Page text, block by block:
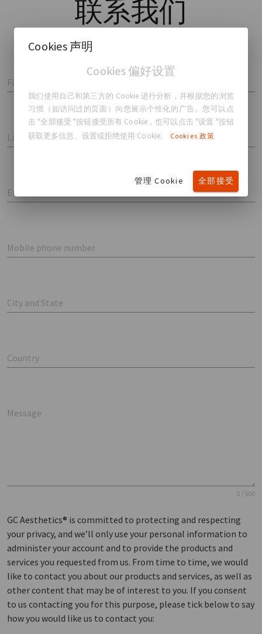
联系我们
First name
Last name
Email
Mobile phone number
City and State
Country
Message
0 / 500
GC Aesthetics® is committed to protecting and respecting
your privacy, and we’ll only use your personal information to
administer your account and to provide the products and
services you requested from us. From time to time, we would
like to contact you about our products and services, as well as
other content that may be of interest to you. If you consent
to us contacting you for this purpose, please tick below to say
how you would like us to contact you:
Cookies 声明
Cookies 偏好设置
我们使用自己和第三方的 Cookie 进行分析，并根据您的浏览
习惯（如访问过的页面）向您展示个性化的广告。您可以点
击 "全部接受 "按钮接受所有 Cookie，也可以点击 "设置 "按钮
获取更多信息、设置或拒绝使用 Cookie。
Cookies 政策
管理 Cookie 全部接受